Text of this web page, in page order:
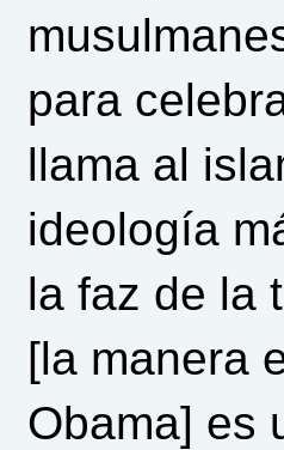
para
llama al
ideología
la faz de la
[la manera
Obama] es